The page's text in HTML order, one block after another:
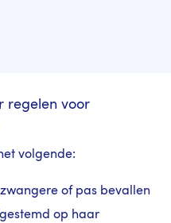
regelen voor
volgende:
of pas bevallen
op haar